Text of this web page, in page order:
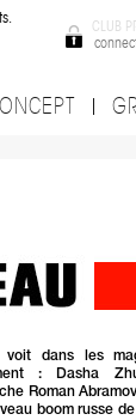
CLUB
dans les
: Dasha
Roman
boom russe